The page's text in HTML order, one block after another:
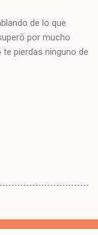
de lo que
por mucho
pierdas ninguno de